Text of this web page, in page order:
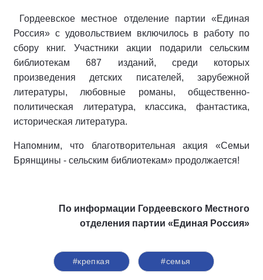
Гордеевское местное отделение партии «Единая
Россия» с удовольствием включилось в работу по
сбору книг. Участники акции подарили сельским
библиотекам 687 изданий, среди которых
произведения детских писателей, зарубежной
литературы, любовные романы, общественно-
политическая литература, классика, фантастика,
историческая литература.
Напомним, что благотворительная акция «Семьи
Брянщины - сельским библиотекам» продолжается!
По информации Гордеевского Местного
отделения партии «Единая Россия»
#крепкая #семья